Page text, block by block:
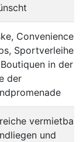
Convenience-
Sportverleihe
in der
der
vermietbare
und